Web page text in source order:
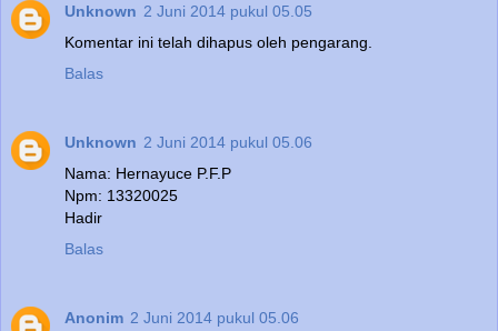
Unknown 2 Juni 2014 pukul 05.05
Komentar ini telah dihapus oleh pengarang.
Balas
Unknown 2 Juni 2014 pukul 05.06
Nama: Hernayuce P.F.P
Npm: 13320025
Hadir
Balas
Anonim 2 Juni 2014 pukul 05.06